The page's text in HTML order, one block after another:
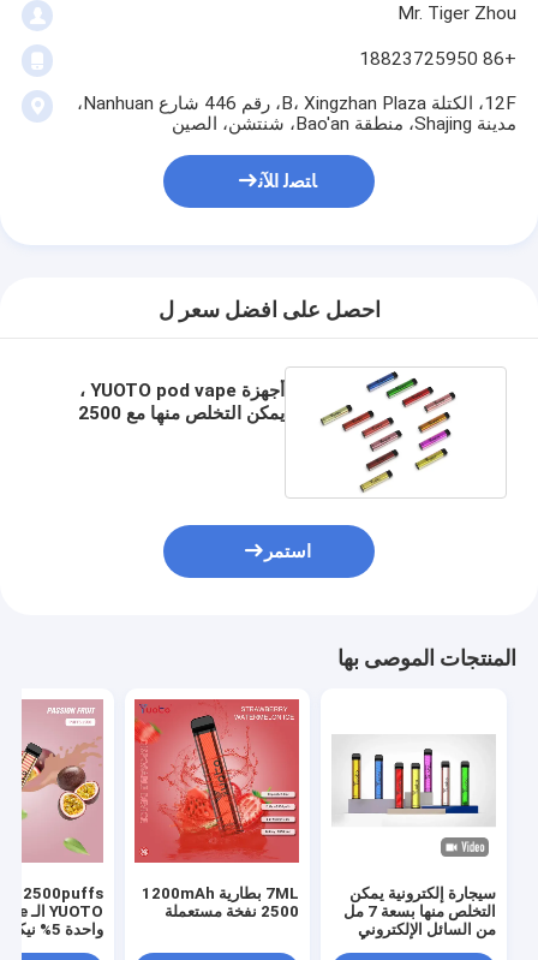
Mr. Tiger Zhou
+86 18823725950
12F، الكتلة B، Xingzhan Plaza، رقم 446 شارع Nanhuan،
مدينة Shajing، منطقة Bao'an، شنتشن، الصين
ﺎﺘﺼﻟ ﺍﻶﻧ
احصل على افضل سعر ل
أجهزة YUOTO pod vape ،
يمكن التخلص منها مع 2500
استمر
المنتجات الموصى بها
سيجارة إلكترونية يمكن
التخلص منها بسعة 7 مل
من السائل الإلكتروني
7ML بطارية 1200mAh
2500 نفخة مستعملة
2500puffs
واحدة 5%